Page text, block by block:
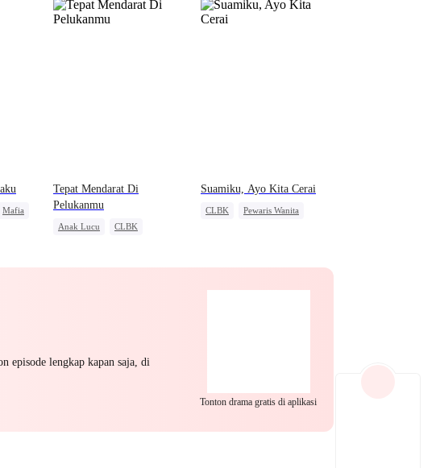
EP 29 EP 30
Mafia
Tepat Mendarat Di
Pelukanmu
Anak Lucu
CLBK
Suamiku, Ayo Kita Cerai
CLBK
Pewaris Wanita
episode lengkap kapan saja, di
Tonton drama gratis di aplikasi